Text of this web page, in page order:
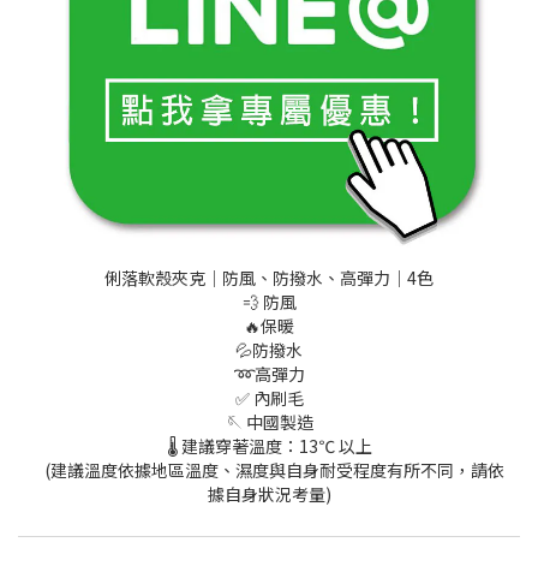
俐落軟殼夾克│防風、防撥水、高彈力│4色
💨 防風
🔥保暖
💦防撥水
➿高彈力
✅ 內刷毛
🪡 中國製造
🌡️ 建議穿著溫度：13℃ 以上
(建議溫度依據地區溫度、濕度與自身耐受程度有所不同，請依
據自身狀況考量)